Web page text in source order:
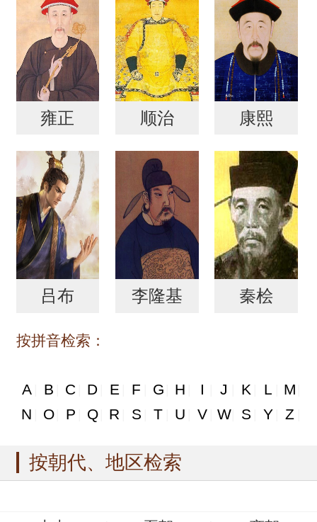
雍正 顺治 康熙
吕布 李隆基 秦桧
按拼音检索：
A B C D E F G H I J K L M
N O P Q R S T U V W S Y Z
按朝代、地区检索